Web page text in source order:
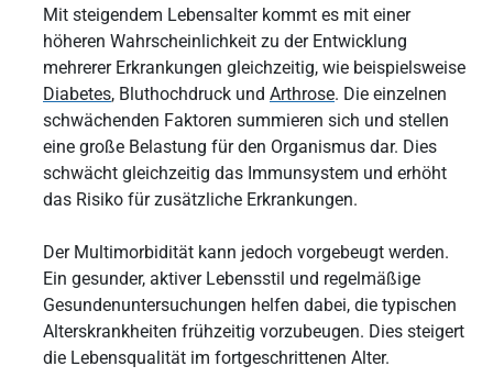
Mit steigendem Lebensalter kommt es mit einer
höheren Wahrscheinlichkeit zu der Entwicklung
mehrerer Erkrankungen gleichzeitig, wie beispielsweise
Diabetes, Bluthochdruck und Arthrose. Die einzelnen
schwächenden Faktoren summieren sich und stellen
eine große Belastung für den Organismus dar. Dies
schwächt gleichzeitig das Immunsystem und erhöht
das Risiko für zusätzliche Erkrankungen.
Der Multimorbidität kann jedoch vorgebeugt werden.
Ein gesunder, aktiver Lebensstil und regelmäßige
Gesundenuntersuchungen helfen dabei, die typischen
Alterskrankheiten frühzeitig vorzubeugen. Dies steigert
die Lebensqualität im fortgeschrittenen Alter.